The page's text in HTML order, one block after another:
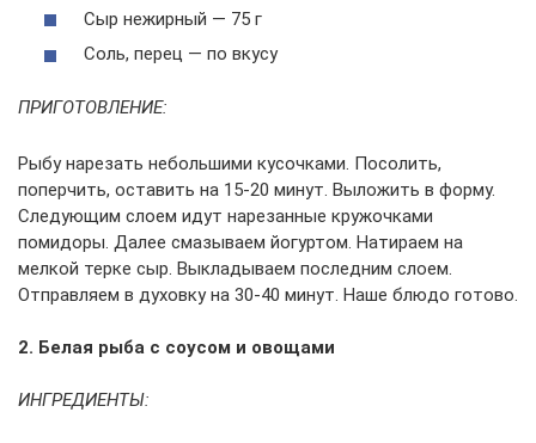
Сыр нежирный — 75 г
Соль, перец — по вкусу
ПРИГОТОВЛЕНИЕ:
Рыбу нарезать небольшими кусочками. Посолить,
поперчить, оставить на 15-20 минут. Выложить в форму.
Следующим слоем идут нарезанные кружочками
помидоры. Далее смазываем йогуртом. Натираем на
мелкой терке сыр. Выкладываем последним слоем.
Отправляем в духовку на 30-40 минут. Наше блюдо готово.
2. Белая рыба с соусом и овощами
ИНГРЕДИЕНТЫ: